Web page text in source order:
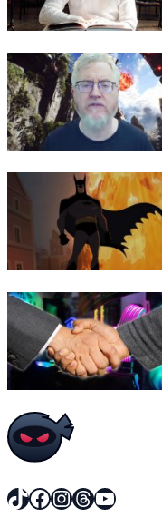
TikTok
Facebook
Instagram
Threads
YouTube